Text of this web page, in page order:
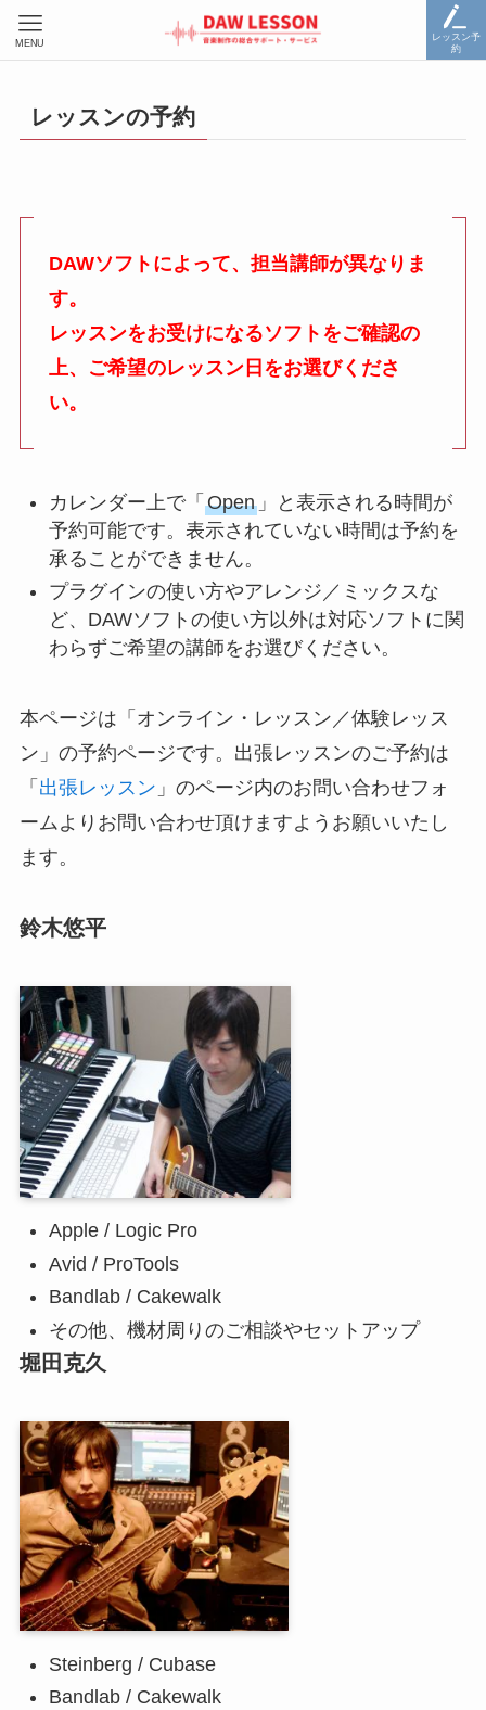
レッスン予
約
MENU
レッスンの予約
DAWソフトによって、担当講師が異なりま
す。
レッスンをお受けになるソフトをご確認の
上、ご希望のレッスン日をお選びくださ
い。
カレンダー上で「 Open」と表示される時間が
予約可能です。表示されていない時間は予約を
承ることができません。
プラグインの使い方やアレンジ／ミックスな
ど、DAWソフトの使い方以外は対応ソフトに関
わらずご希望の講師をお選びください。
本ページは「オンライン・レッスン／体験レッス
ン」の予約ページです。出張レッスンのご予約は
「 出張レッスン 」のページ内のお問い合わせフォ
ームよりお問い合わせ頂けますようお願いいたし
ます。
鈴木悠平
Apple / Logic Pro
Avid / ProTools
Bandlab / Cakewalk
その他、機材周りのご相談やセットアップ
堀田克久
Steinberg / Cubase
Bandlab / Cakewalk